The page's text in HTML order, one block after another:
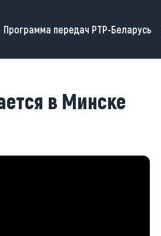
Программа передач РТР-Беларусь
в Минске